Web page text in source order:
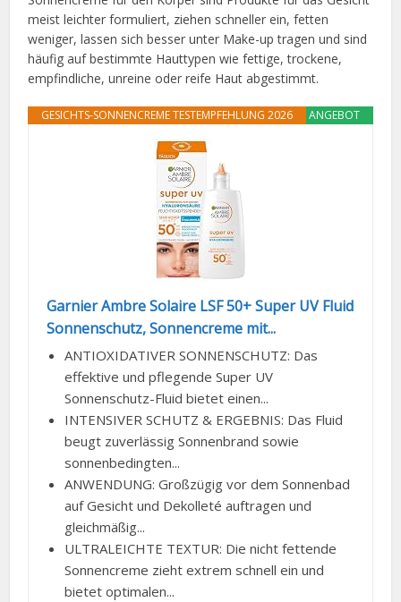
meist leichter formuliert, ziehen schneller ein, fetten
weniger, lassen sich besser unter Make-up tragen und sind
häufig auf bestimmte Hauttypen wie fettige, trockene,
empfindliche, unreine oder reife Haut abgestimmt.
ANGEBOT
GESICHTS-SONNENCREME TESTEMPFEHLUNG 2026
Garnier Ambre Solaire LSF 50+ Super UV Fluid
Sonnenschutz, Sonnencreme mit...
ANTIOXIDATIVER SONNENSCHUTZ: Das
effektive und pflegende Super UV
Sonnenschutz-Fluid bietet einen...
INTENSIVER SCHUTZ & ERGEBNIS: Das Fluid
beugt zuverlässig Sonnenbrand sowie
sonnenbedingten...
ANWENDUNG: Großzügig vor dem Sonnenbad
auf Gesicht und Dekolleté auftragen und
gleichmäßig...
ULTRALEICHTE TEXTUR: Die nicht fettende
Sonnencreme zieht extrem schnell ein und
bietet optimalen...